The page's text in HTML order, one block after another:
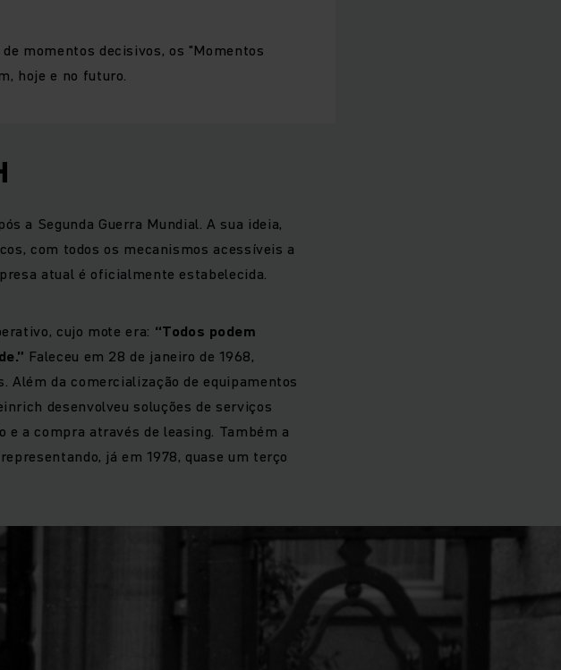
momentos decisivos, os "Momentos
hoje e no futuro.
a Segunda Guerra Mundial. A sua ideia,
com todos os mecanismos acessíveis a
atual é oficialmente estabelecida.
cujo mote era: “Todos podem
Faleceu em 28 de janeiro de 1968,
Além da comercialização de equipamentos
desenvolveu soluções de serviços
a compra através de leasing. Também a
já em 1978, quase um terço